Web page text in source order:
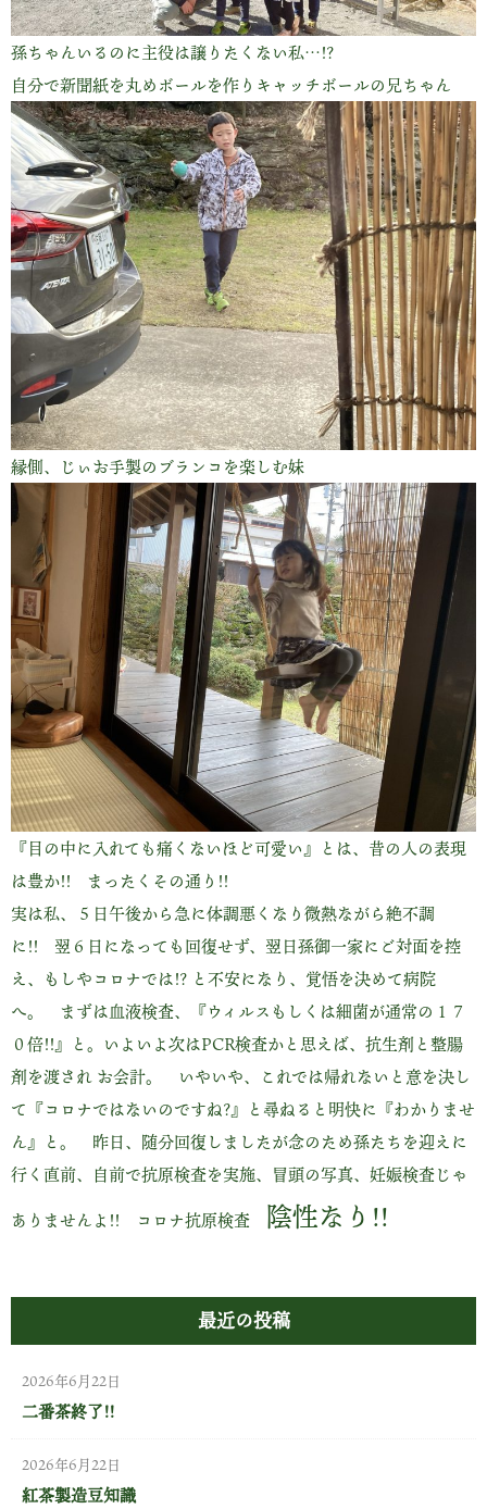
孫ちゃんいるのに主役は譲りたくない私…!?
自分で新聞紙を丸めボールを作りキャッチボールの兄ちゃん
縁側、じぃお手製のブランコを楽しむ妹
『目の中に入れても痛くないほど可愛い』とは、昔の人の表現
は豊か!! まったくその通り!!
実は私、５日午後から急に体調悪くなり微熱ながら絶不調
に!! 翌６日になっても回復せず、翌日孫御一家にご対面を控
え、もしやコロナでは!? と不安になり、覚悟を決めて病院
へ。 まずは血液検査、『ウィルスもしくは細菌が通常の１７
０倍!!』と。いよいよ次はPCR検査かと思えば、抗生剤と整腸
剤を渡され お会計。 いやいや、これでは帰れないと意を決し
て『コロナではないのですね?』と尋ねると明快に『わかりませ
ん』と。 昨日、随分回復しましたが念のため孫たちを迎えに
行く直前、自前で抗原検査を実施、冒頭の写真、妊娠検査じゃ
ありませんよ!! コロナ抗原検査 陰性なり!!
最近の投稿
二番茶終了!!
2026年6月22日
紅茶製造豆知識
2026年6月22日